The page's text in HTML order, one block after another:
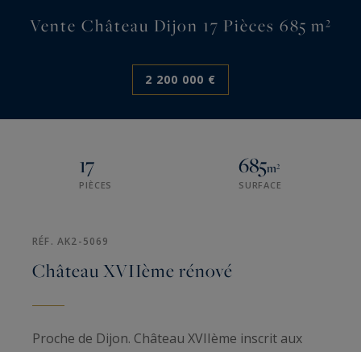
Vente Château Dijon 17 Pièces 685 m²
2 200 000 €
17
PIÈCES
685m²
SURFACE
RÉF. AK2-5069
Château XVIIème rénové
Proche de Dijon. Château XVIIème inscrit aux